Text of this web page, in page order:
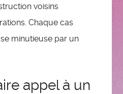
voisins
Chaque cas
minutieuse par un
appel à un